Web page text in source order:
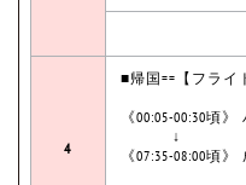
4
■帰国==【フライ
《00:05-00:30頃
↓
《07:35-08:00頃